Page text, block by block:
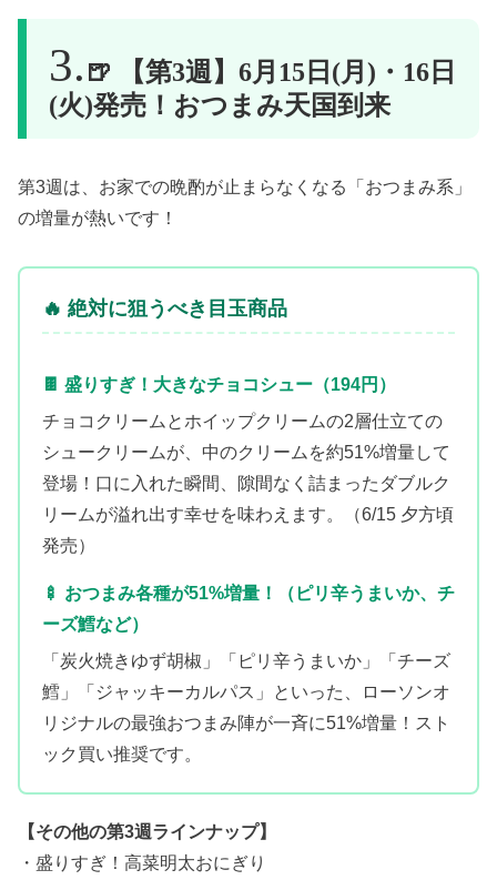
🍺 【第3週】6月15日(月)・16日
(火)発売！おつまみ天国到来
第3週は、お家での晩酌が止まらなくなる「おつまみ系」
の増量が熱いです！
🔥 絶対に狙うべき目玉商品
🍫 盛りすぎ！大きなチョコシュー（194円）
チョコクリームとホイップクリームの2層仕立ての
シュークリームが、中のクリームを約51%増量して
登場！口に入れた瞬間、隙間なく詰まったダブルク
リームが溢れ出す幸せを味わえます。（6/15 夕方頃
発売）
🍢 おつまみ各種が51%増量！（ピリ辛うまいか、チ
ーズ鱈など）
「炭火焼きゆず胡椒」「ピリ辛うまいか」「チーズ
鱈」「ジャッキーカルパス」といった、ローソンオ
リジナルの最強おつまみ陣が一斉に51%増量！スト
ック買い推奨です。
【その他の第3週ラインナップ】
・盛りすぎ！高菜明太おにぎり